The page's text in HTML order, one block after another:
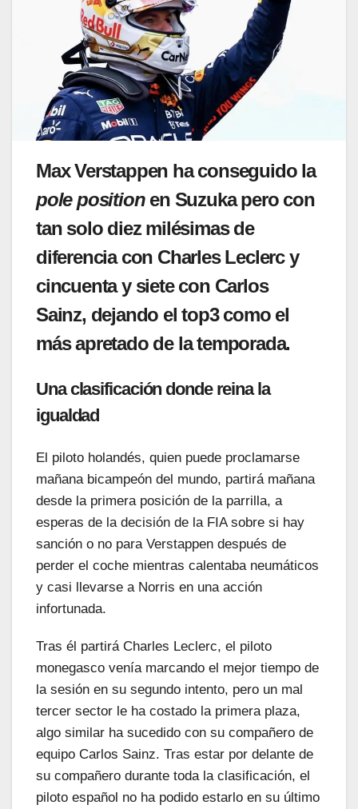
Max Verstappen ha conseguido la
pole positionen Suzukapero con
tan solo diez milésimas de
diferencia con Charles Leclerc y
cincuenta y siete con Carlos
Sainz, dejando el top3 como el
más apretado de la temporada.
Una clasificación donde reina la
igualdad
El piloto holandés, quien puede proclamarse
mañana bicampeón del mundo, partirá mañana
desde la primera posición de la parrilla, a
esperas de la decisión de la FIA sobre si hay
sanción o no para Verstappen después de
perder el coche mientras calentaba neumáticos
y casi llevarse a Norris en una acción
infortunada.
Tras él partirá Charles Leclerc, el piloto
monegasco venía marcando el mejor tiempo de
la sesión en su segundo intento, pero un mal
tercer sector le ha costado la primera plaza,
algo similar ha sucedido con su compañero de
equipo Carlos Sainz. Tras estar por delante de
su compañero durante toda la clasificación, el
piloto español no ha podido estarlo en su último